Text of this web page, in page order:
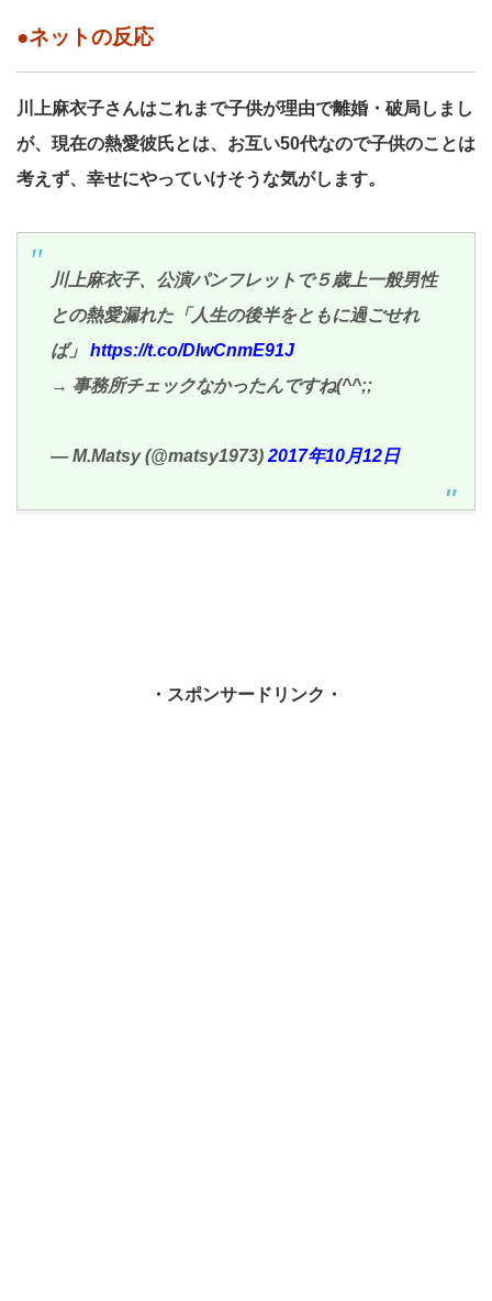
●ネットの反応
川上麻衣子さんはこれまで子供が理由で離婚・破局しまし
が、現在の熱愛彼氏とは、お互い50代なので子供のことは
考えず、幸せにやっていけそうな気がします。
川上麻衣子、公演パンフレットで５歳上一般男性
との熱愛漏れた「人生の後半をともに過ごせれ
ば」 https://t.co/DlwCnmE91J
→ 事務所チェックなかったんですね(^^;;
— M.Matsy (@matsy1973) 2017年10月12日
・スポンサードリンク・